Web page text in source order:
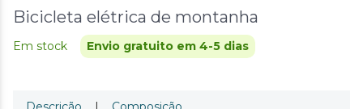
Bicicleta elétrica de montanha
Em stock Envio gratuito em 4-5 dias